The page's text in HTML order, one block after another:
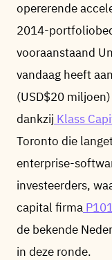
opererende
2014-
vooraanstaand
vandaag heeft
(USD$20
dankzij Klass
Toronto die
enterprise-
investeerders,
capital firma
de bekende
in deze ronde.